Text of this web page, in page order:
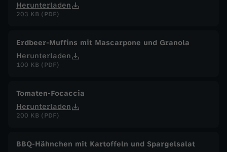
Herunterladen
203 KB (PDF)
Erdbeer-Muffins mit Mascarpone und Granola
Herunterladen
100 KB (PDF)
Tomaten-Focaccia
Herunterladen
200 KB (PDF)
BBQ-Hähnchen mit Kartoffeln und Spargelsalat